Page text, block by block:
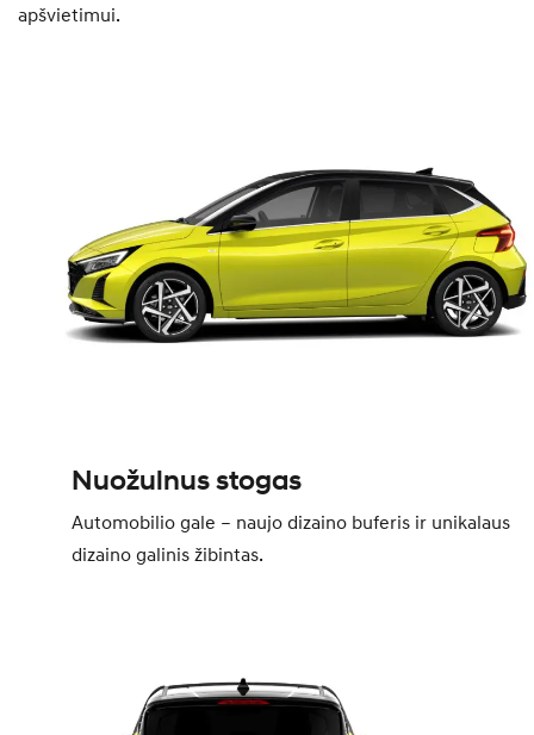
apšvietimui.
Nuožulnus stogas
Automobilio gale – naujo dizaino buferis ir unikalaus
dizaino galinis žibintas.